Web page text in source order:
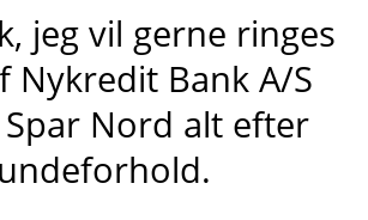
jeg vil gerne ringes
Nykredit Bank A/S
Nord alt efter